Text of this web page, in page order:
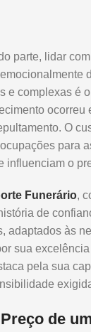
parte, lidar
e complexas é o
ocorreu
O
para
influenciam o
Funerário,
de
adaptados às
sua
pela sua
de